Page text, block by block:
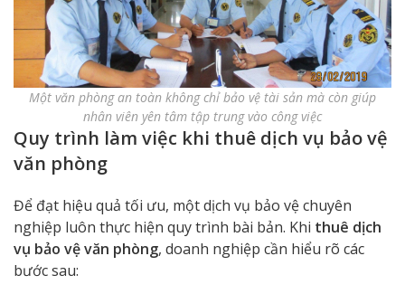
Một văn phòng an toàn không chỉ bảo vệ tài sản mà còn giúp
nhân viên yên tâm tập trung vào công việc
Quy trình làm việc khi thuê dịch vụ bảo vệ
văn phòng
Để đạt hiệu quả tối ưu, một dịch vụ bảo vệ chuyên
nghiệp luôn thực hiện quy trình bài bản. Khi thuê dịch
vụ bảo vệ văn phòng, doanh nghiệp cần hiểu rõ các
bước sau: